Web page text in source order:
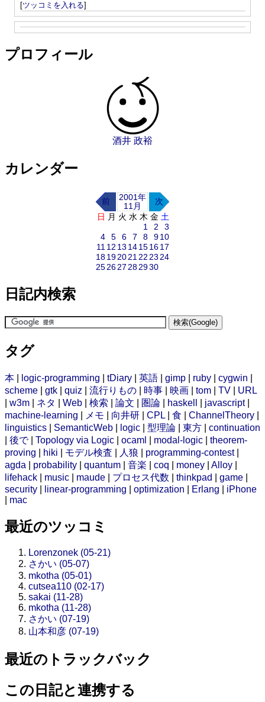
[ツッコミを入れる]
プロフィール
酒井 政裕
カレンダー
前
2001年
11月
次
日 月 火 水 木 金 土
1
2
3
4
5 6 7 8 910
11 12 13 14151617
18192021 22 23 24
252627 282930
日記内検索
タグ
本 logic-programming tDiary 英語 gimp ruby cygwin
scheme
gtk quiz 流行りもの 時事 映画 tom TV
URL
w3m ネタ Web 検索 論文 圏論 haskell javascript|
machine-learning
メモ 向井研 CPL 食 ChannelTheory
linguistics
SemanticWeb logic 型理論 東方
continuation
後で| Topology via Logic ocaml modal-logic
theorem-
proving
hiki モデル検査 人狼 programming-contest|
agda
probability quantum 音楽 coq money Alloy
lifehack
music maude プロセス代数 thinkpad game
security
linear-programming optimization Erlang
iPhone
mac
最近のツッコミ
Lorenzonek (05-21)
さかい (05-07)
mkotha (05-01)
cutsea110 (02-17)
sakai (11-28)
mkotha (11-28)
さかい (07-19)
山本和彦 (07-19)
最近のトラックバック
この日記と連携する